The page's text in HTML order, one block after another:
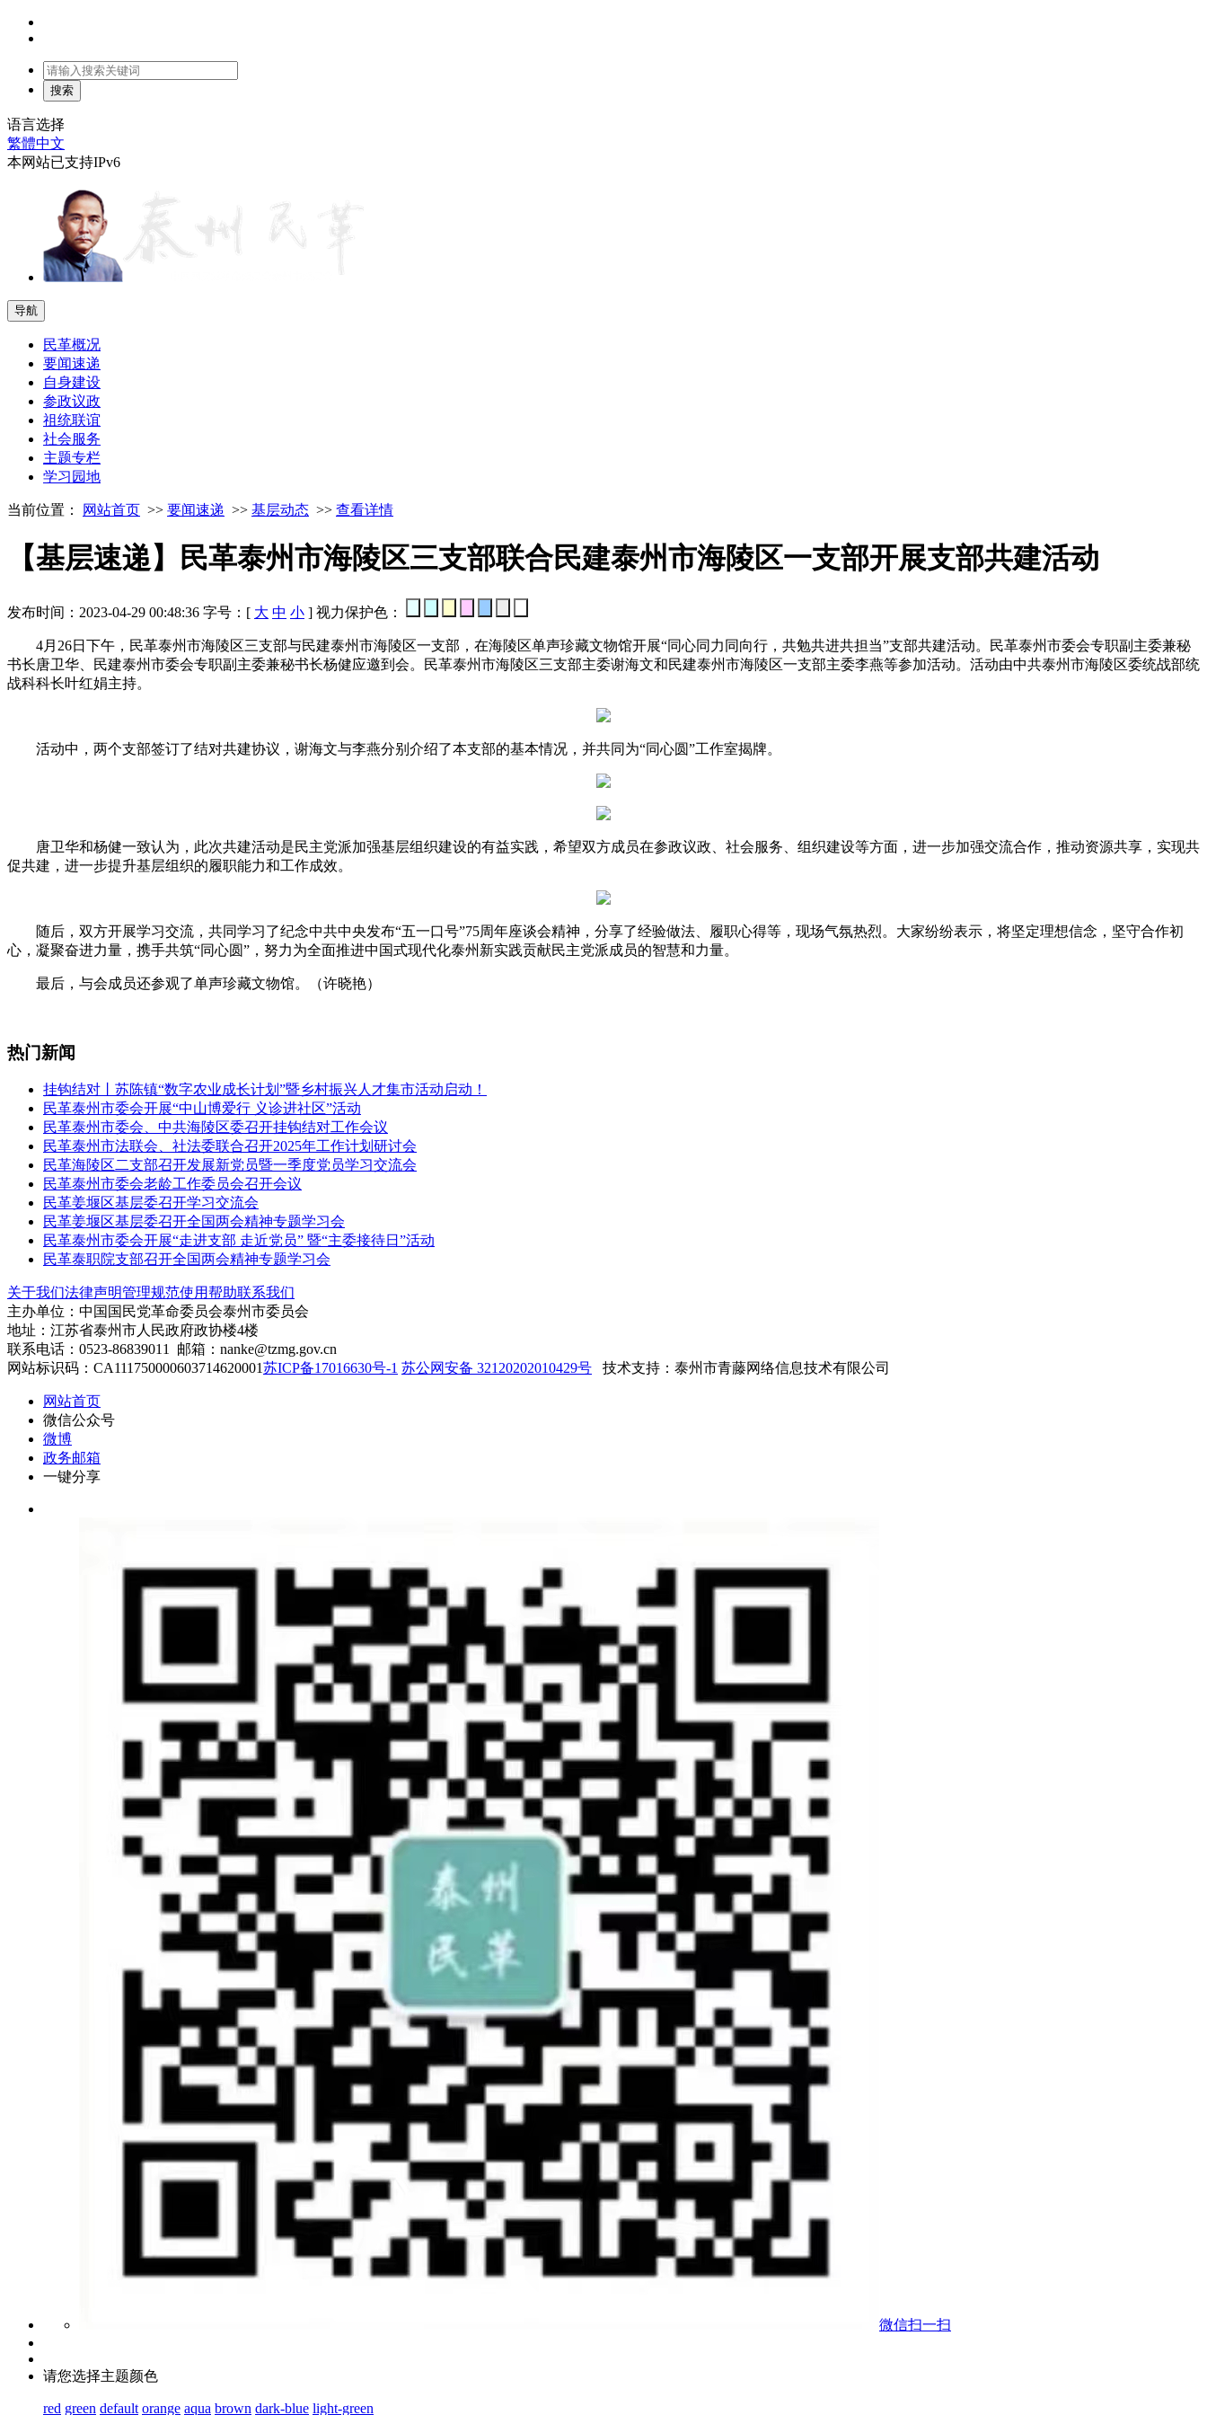
语言选择
繁體中文
本网站已支持IPv6
导航
民革概况
要闻速递
自身建设
参政议政
祖统联谊
社会服务
主题专栏
学习园地
当前位置： 网站首页 >> 要闻速递 >> 基层动态 >> 查看详情
【基层速递】民革泰州市海陵区三支部联合民建泰州市海陵区一支部开展支部共建活动
发布时间：2023-04-29 00:48:36 字号：[ 大 中 小 ] 视力保护色：
4月26日下午，民革泰州市海陵区三支部与民建泰州市海陵区一支部，在海陵区单声珍藏文物馆开展“同心同力同向行，共勉共进共担当”支部共建活动。民革泰州市委会专职副主委兼秘
书长唐卫华、民建泰州市委会专职副主委兼秘书长杨健应邀到会。民革泰州市海陵区三支部主委谢海文和民建泰州市海陵区一支部主委李燕等参加活动。活动由中共泰州市海陵区委统战部统
战科科长叶红娟主持。
活动中，两个支部签订了结对共建协议，谢海文与李燕分别介绍了本支部的基本情况，并共同为“同心圆”工作室揭牌。
唐卫华和杨健一致认为，此次共建活动是民主党派加强基层组织建设的有益实践，希望双方成员在参政议政、社会服务、组织建设等方面，进一步加强交流合作，推动资源共享，实现共
促共建，进一步提升基层组织的履职能力和工作成效。
随后，双方开展学习交流，共同学习了纪念中共中央发布“五一口号”75周年座谈会精神，分享了经验做法、履职心得等，现场气氛热烈。大家纷纷表示，将坚定理想信念，坚守合作初
心，凝聚奋进力量，携手共筑“同心圆”，努力为全面推进中国式现代化泰州新实践贡献民主党派成员的智慧和力量。
最后，与会成员还参观了单声珍藏文物馆。（许晓艳）
热门新闻
挂钩结对丨苏陈镇“数字农业成长计划”暨乡村振兴人才集市活动启动！
民革泰州市委会开展“中山博爱行 义诊进社区”活动
民革泰州市委会、中共海陵区委召开挂钩结对工作会议
民革泰州市法联会、社法委联合召开2025年工作计划研讨会
民革海陵区二支部召开发展新党员暨一季度党员学习交流会
民革泰州市委会老龄工作委员会召开会议
民革姜堰区基层委召开学习交流会
民革姜堰区基层委召开全国两会精神专题学习会
民革泰州市委会开展“走进支部 走近党员” 暨“主委接待日”活动
民革泰职院支部召开全国两会精神专题学习会
关于我们法律声明管理规范使用帮助联系我们
主办单位：中国国民党革命委员会泰州市委员会
地址：江苏省泰州市人民政府政协楼4楼
联系电话：0523-86839011 邮箱：nanke@tzmg.gov.cn
网站标识码：CA111750000603714620001苏ICP备17016630号-1 苏公网安备 32120202010429号 技术支持：泰州市青藤网络信息技术有限公司
网站首页
微信公众号
微博
政务邮箱
一键分享
微信扫一扫
请您选择主题颜色
red green default orange aqua brown dark-blue light-green